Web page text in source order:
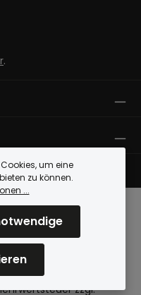
.
zzgl.
um eine
zu können.
...